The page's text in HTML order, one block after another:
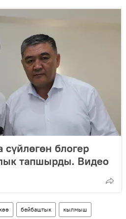
блогер
тапшырды. Видео
бейбаштык кылмыш